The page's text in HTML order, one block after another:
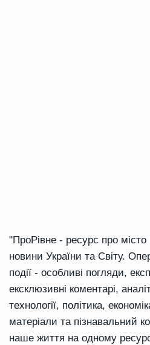
"ПроРівне - ресурс про місто
новини України та Світу.
події - особливі погляди,
ексклюзивні коментарі,
технології, політика,
матеріали та пізнавальний
наше життя на одному